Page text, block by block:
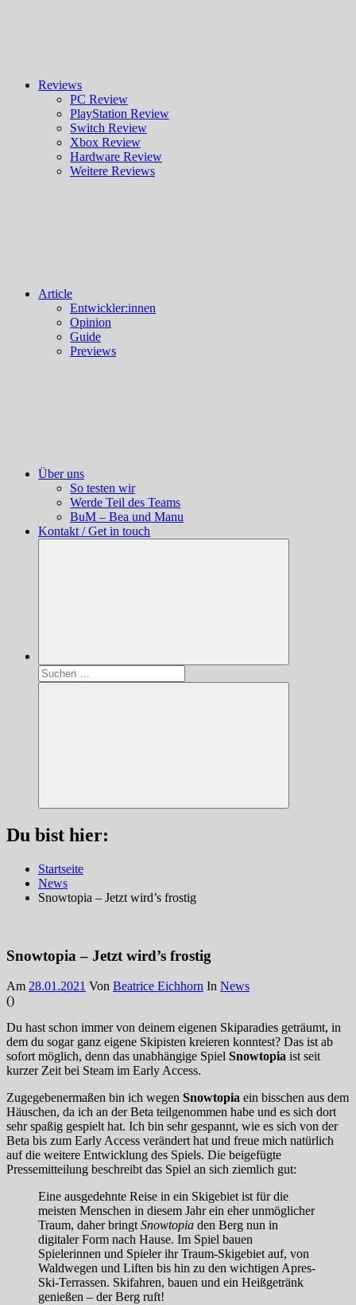
Reviews
PC Review
PlayStation Review
Switch Review
Xbox Review
Hardware Review
Weitere Reviews
Article
Entwickler:innen
Opinion
Guide
Previews
Über uns
So testen wir
Werde Teil des Teams
BuM – Bea und Manu
Kontakt / Get in touch
Suchen
nach:
Suchen
Du bist hier:
Startseite
News
Snowtopia – Jetzt wird’s frostig
Snowtopia – Jetzt wird’s frostig
Am 28.01.2021 Von Beatrice Eichhorn In News
()
Du hast schon immer von deinem eigenen Skiparadies geträumt, in
dem du sogar ganz eigene Skipisten kreieren konntest? Das ist ab
sofort möglich, denn das unabhängige Spiel Snowtopia ist seit
kurzer Zeit bei Steam im Early Access.
Zugegebenermaßen bin ich wegen Snowtopia ein bisschen aus dem
Häuschen, da ich an der Beta teilgenommen habe und es sich dort
sehr spaßig gespielt hat. Ich bin sehr gespannt, wie es sich von der
Beta bis zum Early Access verändert hat und freue mich natürlich
auf die weitere Entwicklung des Spiels. Die beigefügte
Pressemitteilung beschreibt das Spiel an sich ziemlich gut:
Eine ausgedehnte Reise in ein Skigebiet ist für die
meisten Menschen in diesem Jahr ein eher unmöglicher
Traum, daher bringt Snowtopia den Berg nun in
digitaler Form nach Hause. Im Spiel bauen
Spielerinnen und Spieler ihr Traum-Skigebiet auf, von
Waldwegen und Liften bis hin zu den wichtigen Apres-
Ski-Terrassen. Skifahren, bauen und ein Heißgetränk
genießen – der Berg ruft!